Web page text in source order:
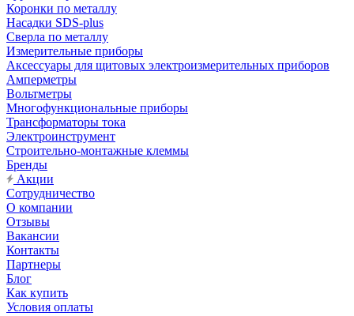
Коронки по металлу
Насадки SDS-plus
Сверла по металлу
Измерительные приборы
Аксессуары для щитовых электроизмерительных приборов
Амперметры
Вольтметры
Многофункциональные приборы
Трансформаторы тока
Электроинструмент
Строительно-монтажные клеммы
Бренды
Акции
Сотрудничество
О компании
Отзывы
Вакансии
Контакты
Партнеры
Блог
Как купить
Условия оплаты